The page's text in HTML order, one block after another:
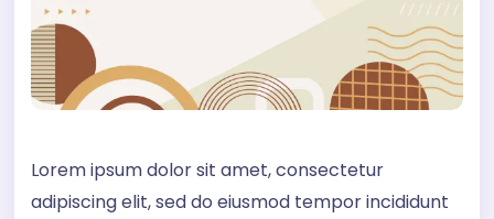
Lorem ipsum dolor sit amet, consectetur
adipiscing elit, sed do eiusmod tempor incididunt